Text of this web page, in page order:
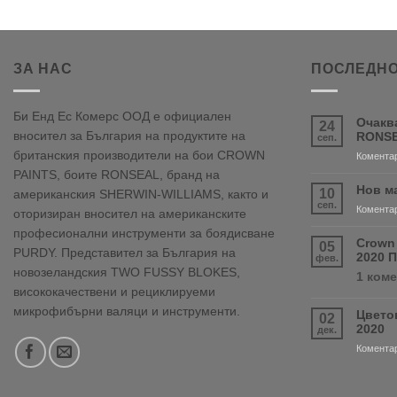
ЗА НАС
Би Енд Ес Комерс ООД е официален
вносител за България на продуктите на
британския производители на бои CROWN
PAINTS, боите RONSEAL, бранд на
американския SHERWIN-WILLIAMS, както и
оторизиран вносител на американските
професионални инструменти за боядисване
PURDY. Представител за България на
новозеландския TWO FUSSY BLOKES,
висококачествени и рециклируеми
микрофибърни валяци и инструменти.
24
сеп.
10
сеп.
Нов
05
фев.
2020
1
02
дек.
2020